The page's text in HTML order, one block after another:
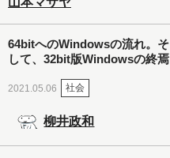
64bitへのWindowsの流れ。そ
して、32bit版Windowsの終焉
2021.05.06 社会
柳井政和